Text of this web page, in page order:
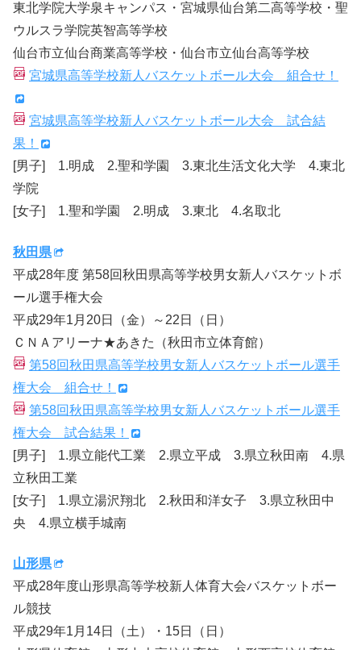
東北学院大学泉キャンパス・宮城県仙台第二高等学校・聖
ウルスラ学院英智高等学校
仙台市立仙台商業高等学校・仙台市立仙台高等学校
宮城県高等学校新人バスケットボール大会 組合せ！
宮城県高等学校新人バスケットボール大会 試合結
果！
[男子] 1.明成 2.聖和学園 3.東北生活文化大学 4.東北
学院
[女子] 1.聖和学園 2.明成 3.東北 4.名取北
秋田県
平成28年度 第58回秋田県高等学校男女新人バスケットボ
ール選手権大会
平成29年1月20日（金）～22日（日）
ＣＮＡアリーナ★あきた（秋田市立体育館）
第58回秋田県高等学校男女新人バスケットボール選手
権大会 組合せ！
第58回秋田県高等学校男女新人バスケットボール選手
権大会 試合結果！
[男子] 1.県立能代工業 2.県立平成 3.県立秋田南 4.県
立秋田工業
[女子] 1.県立湯沢翔北 2.秋田和洋女子 3.県立秋田中
央 4.県立横手城南
山形県
平成28年度山形県高等学校新人体育大会バスケットボー
ル競技
平成29年1月14日（土）・15日（日）